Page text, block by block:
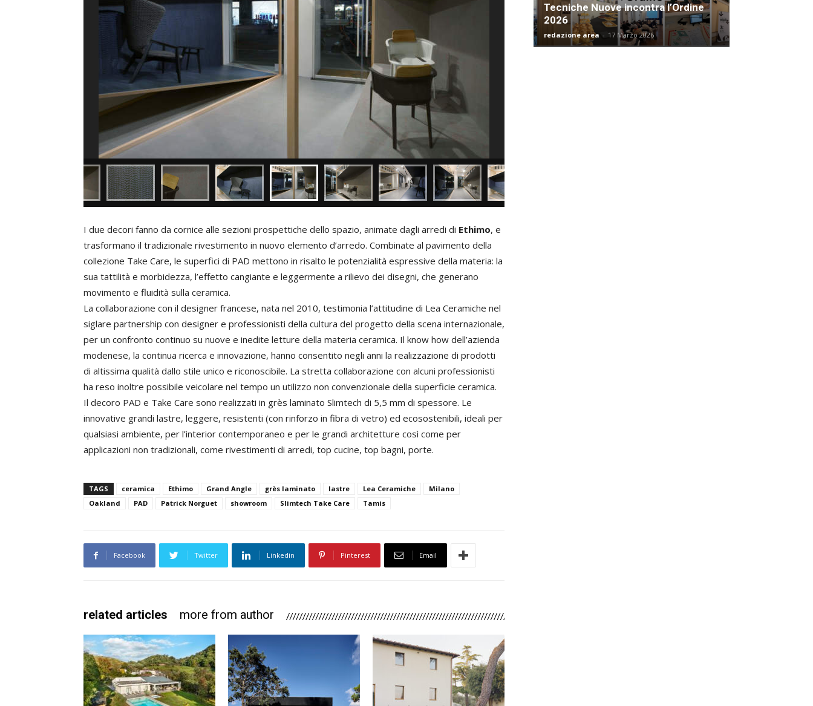
I due decori fanno da cornice alle sezioni prospettiche dello spazio, animate dagli arredi di Ethimo, e
trasformano il tradizionale rivestimento in nuovo elemento d’arredo. Combinate al pavimento della
collezione Take Care, le superfici di PAD mettono in risalto le potenzialità espressive della materia: la
sua tattilità e morbidezza, l’effetto cangiante e leggermente a rilievo dei disegni, che generano
movimento e fluidità sulla ceramica.
La collaborazione con il designer francese, nata nel 2010, testimonia l’attitudine di Lea Ceramiche nel
siglare partnership con designer e professionisti della cultura del progetto della scena internazionale,
per un confronto continuo su nuove e inedite letture della materia ceramica. Il know how dell’azienda
modenese, la continua ricerca e innovazione, hanno consentito negli anni la realizzazione di prodotti
di altissima qualità dallo stile unico e riconoscibile. La stretta collaborazione con alcuni professionisti
ha reso inoltre possibile veicolare nel tempo un utilizzo non convenzionale della superficie ceramica.
Il decoro PAD e Take Care sono realizzati in grès laminato Slimtech di 5,5 mm di spessore. Le
innovative grandi lastre, leggere, resistenti (con rinforzo in fibra di vetro) ed ecosostenibili, ideali per
qualsiasi ambiente, per l’interior contemporaneo e per le grandi architetture così come per
applicazioni non tradizionali, come rivestimenti di arredi, top cucine, top bagni, porte.
TAGS ceramica Ethimo Grand Angle grès laminato lastre Lea Ceramiche
Milano
Oakland
PAD Patrick Norguet showroom Slimtech Take Care Tamis
Facebook Twitter Linkedin Pinterest Email
related articles more from author
Tecniche Nuove incontra l’Ordine
2026
redazione area - 17 Marzo 2026